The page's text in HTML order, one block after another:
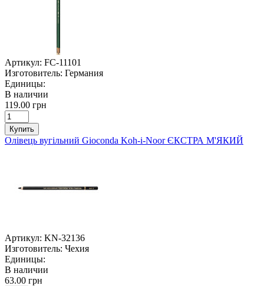
Артикул: FC-11101
Изготовитель: Германия
Единицы:
В наличии
119.00 грн
Купить
Олівець вугільний Gioconda Koh-i-Noor ЄКСТРА М'ЯКИЙ
Артикул: KN-32136
Изготовитель: Чехия
Единицы:
В наличии
63.00 грн